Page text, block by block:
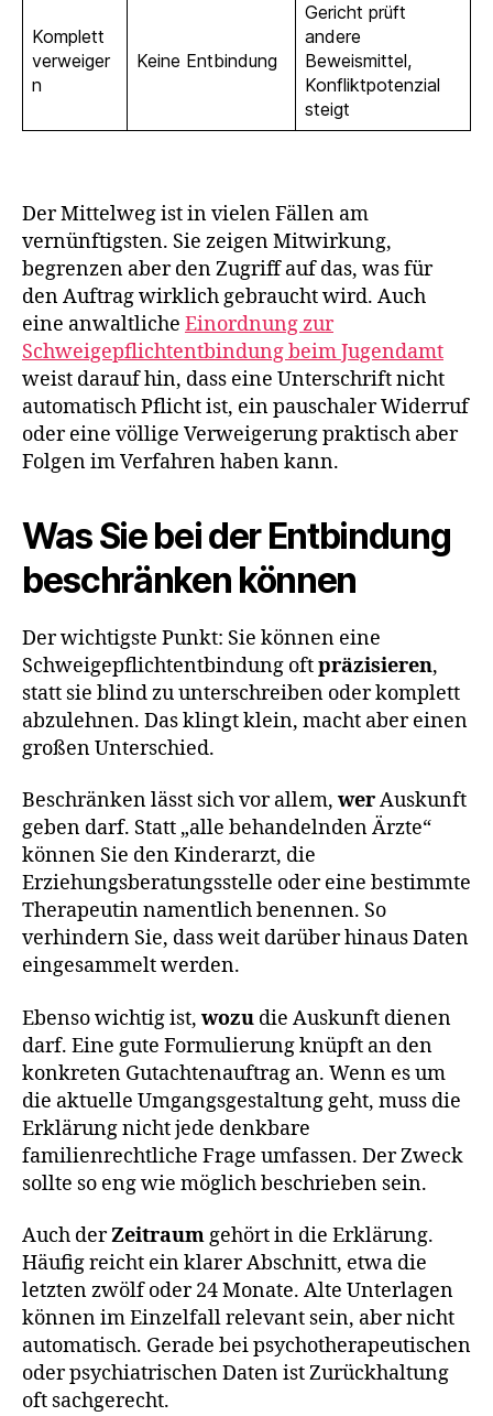
Komplett
verweiger
n
Keine Entbindung
Gericht prüft
andere
Beweismittel,
Konfliktpotenzial
steigt
Der Mittelweg ist in vielen Fällen am
vernünftigsten. Sie zeigen Mitwirkung,
begrenzen aber den Zugriff auf das, was für
den Auftrag wirklich gebraucht wird. Auch
eine anwaltliche Einordnung zur
Schweigepflichtentbindung beim Jugendamt
weist darauf hin, dass eine Unterschrift nicht
automatisch Pflicht ist, ein pauschaler Widerruf
oder eine völlige Verweigerung praktisch aber
Folgen im Verfahren haben kann.
Was Sie bei der Entbindung
beschränken können
Der wichtigste Punkt: Sie können eine
Schweigepflichtentbindung oftpräzisieren,
statt sie blind zu unterschreiben oder komplett
abzulehnen. Das klingt klein, macht aber einen
großen Unterschied.
Beschränken lässt sich vor allem, werAuskunft
geben darf. Statt „alle behandelnden Ärzte“
können Sie den Kinderarzt, die
Erziehungsberatungsstelle oder eine bestimmte
Therapeutin namentlich benennen. So
verhindern Sie, dass weit darüber hinaus Daten
eingesammelt werden.
Ebenso wichtig ist, wozu die Auskunft dienen
darf. Eine gute Formulierung knüpft an den
konkreten Gutachtenauftrag an. Wenn es um
die aktuelle Umgangsgestaltung geht, muss die
Erklärung nicht jede denkbare
familienrechtliche Frage umfassen. Der Zweck
sollte so eng wie möglich beschrieben sein.
Auch derZeitraumgehört in die Erklärung.
Häufig reicht ein klarer Abschnitt, etwa die
letzten zwölf oder 24 Monate. Alte Unterlagen
können im Einzelfall relevant sein, aber nicht
automatisch. Gerade bei psychotherapeutischen
oder psychiatrischen Daten ist Zurückhaltung
oft sachgerecht.